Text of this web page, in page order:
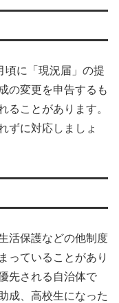
頃に「現況届」の提
の変更を申告するも
ることがあります。
ずに対応しましょ
活保護などの他制度
っていることがあり
先される自治体で
成、高校生になった